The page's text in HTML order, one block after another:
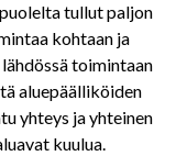
tullut paljon
kohtaan ja
toimintaan
aluepäälliköiden
yhteys ja yhteinen
kuulua.